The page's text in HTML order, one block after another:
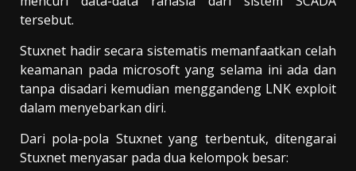
tersebut.
Stuxnet hadir secara sistematis memanfaatkan celah
keamanan pada microsoft yang selama ini ada dan
tanpa disadari kemudian menggandeng LNK exploit
dalam menyebarkan diri.
Dari pola-pola Stuxnet yang terbentuk, ditengarai
Stuxnet menyasar pada dua kelompok besar: